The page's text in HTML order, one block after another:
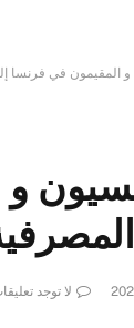
المقيمون في فرنسا
لا توجد